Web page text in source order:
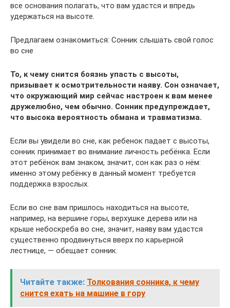
все основания полагать, что вам удастся и впредь
удержаться на высоте.
Предлагаем ознакомиться: Сонник слышать свой голос
во сне
То, к чему снится боязнь упасть с высоты,
призывает к осмотрительности наяву. Сон означает,
что окружающий мир сейчас настроен к вам менее
дружелюбно, чем обычно. Сонник предупреждает,
что высока вероятность обмана и травматизма.
Если вы увидели во сне, как ребенок падает с высоты,
сонник принимает во внимание личность ребёнка. Если
этот ребёнок вам знаком, значит, сон как раз о нём:
именно этому ребёнку в данный момент требуется
поддержка взрослых.
Если во сне вам пришлось находиться на высоте,
например, на вершине горы, верхушке дерева или на
крыше небоскреба во сне, значит, наяву вам удастся
существенно продвинуться вверх по карьерной
лестнице, — обещает сонник.
Читайте также: Толкования сонника, к чему
снится ехать на машине в гору